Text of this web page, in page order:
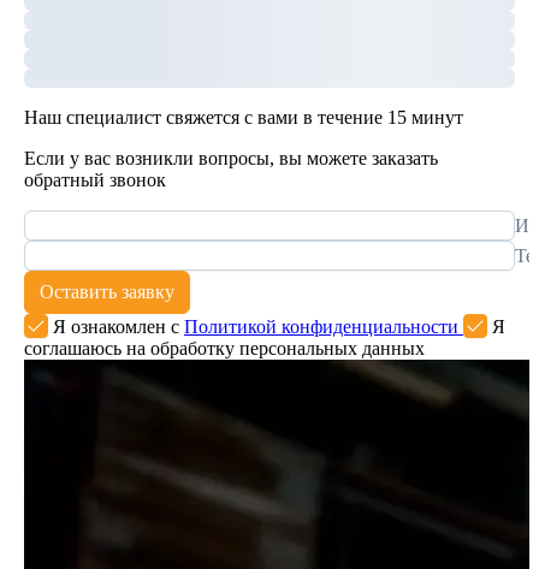
Наш специалист свяжется с вами в течение 15 минут
Если у вас возникли вопросы, вы можете заказать
обратный звонок
Оставить заявку
Я ознакомлен с Политикой конфиденциальности
Я
соглашаюсь на обработку персональных данных